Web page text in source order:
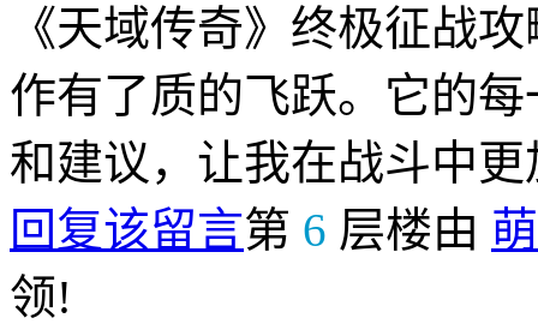
《天域传奇》终极征战
作有了质的飞跃。它的
和建议，让我在战斗中
回复该留言第 6 层楼由
领!